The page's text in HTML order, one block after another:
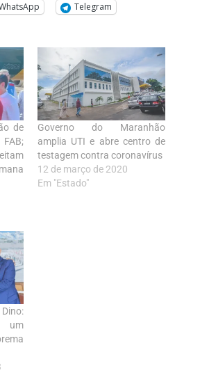
Telegram
de
Governo do Maranhão
amplia UTI e abre centro de
testagem contra coronavírus
12 de março de 2020
Em "Estado"
um